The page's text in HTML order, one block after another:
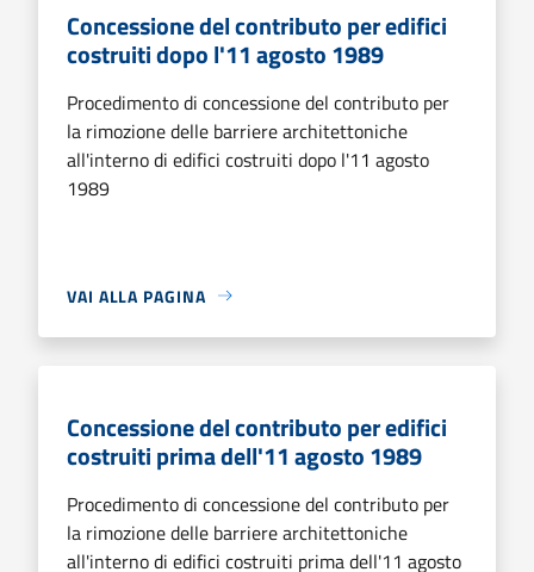
Concessione del contributo per edifici
costruiti dopo l'11 agosto 1989
Procedimento di concessione del contributo per
la rimozione delle barriere architettoniche
all'interno di edifici costruiti dopo l'11 agosto
1989
VAI ALLA PAGINA
Concessione del contributo per edifici
costruiti prima dell'11 agosto 1989
Procedimento di concessione del contributo per
la rimozione delle barriere architettoniche
all'interno di edifici costruiti prima dell'11 agosto